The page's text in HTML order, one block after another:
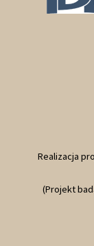
Realizacja
(Projekt